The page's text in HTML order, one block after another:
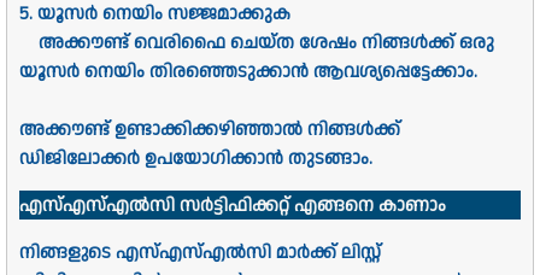
5. യൂസർ നെയിം സജ്ജമാക്കുക
അക്കൗണ്ട് വെരിഫൈ ചെയ്ത ശേഷം നിങ്ങൾക്ക് ഒരു
യൂസർ നെയിം തിരഞ്ഞെടുക്കാൻ ആവശ്യപ്പെട്ടേക്കാം.
അക്കൗണ്ട് ഉണ്ടാക്കിക്കഴിഞ്ഞാൽ നിങ്ങൾക്ക്
ഡിജിലോക്കർ ഉപയോഗിക്കാൻ തുടങ്ങാം.
എസ്എസ്എൽസി സർട്ടിഫിക്കറ്റ് എങ്ങനെ കാണാം
നിങ്ങളുടെ എസ്എസ്എൽസി മാർക്ക് ലിസ്റ്റ്